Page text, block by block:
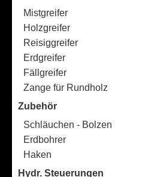
Mistgreifer
Holzgreifer
Reisiggreifer
Erdgreifer
Fällgreifer
Zange für Rundholz
Zubehör
Schläuchen - Bolzen
Erdbohrer
Haken
Hydr. Steuerungen